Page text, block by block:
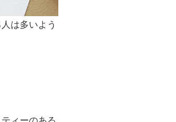
は多いよう